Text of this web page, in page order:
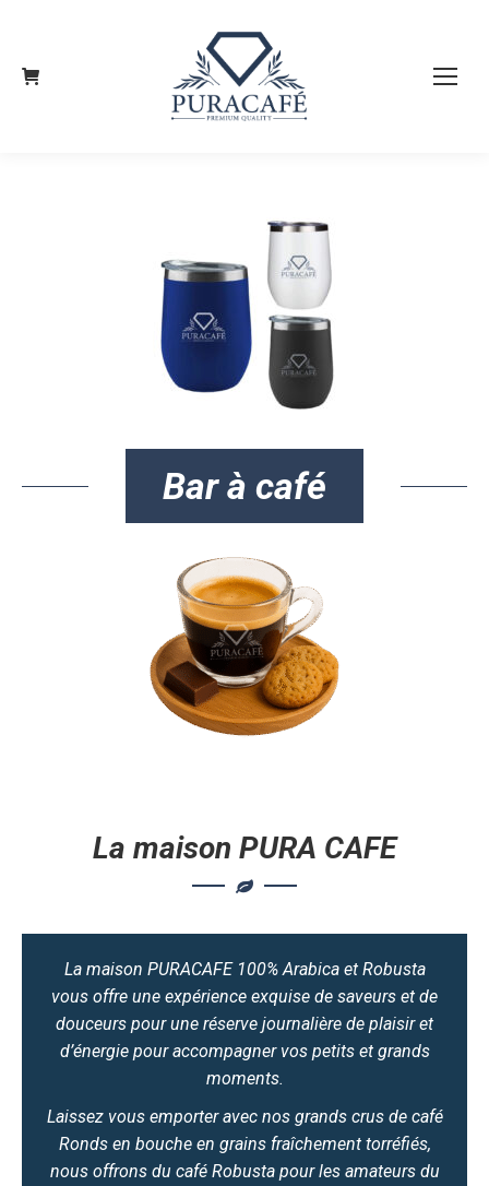
Bar à café
La maison PURA CAFE
La maison PURACAFE 100% Arabica et Robusta
vous offre une expérience exquise de saveurs et de
douceurs pour une réserve journalière de plaisir et
d’énergie pour accompagner vos petits et grands
moments.
Laissez vous emporter avec nos grands crus de café
Ronds en bouche en grains fraîchement torréfiés,
nous offrons du café Robusta pour les amateurs du